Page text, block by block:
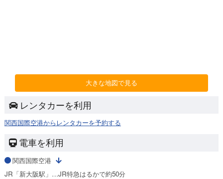
大きな地図で見る
レンタカーを利用
関西国際空港からレンタカーを予約する
電車を利用
関西国際空港
JR「新大阪駅」…JR特急はるかで約50分